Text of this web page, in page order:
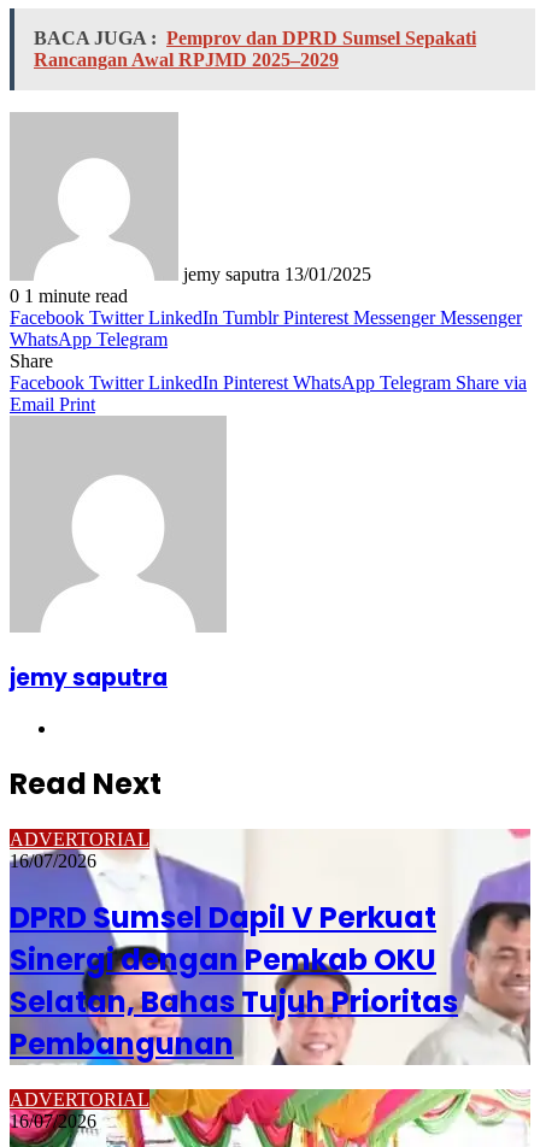
BACA JUGA : Pemprov dan DPRD Sumsel Sepakati
Rancangan Awal RPJMD 2025–2029
jemy saputra 13/01/2025
0 1 minute read
Facebook Twitter LinkedIn Tumblr Pinterest Messenger Messenger
WhatsApp Telegram
Share
Facebook Twitter LinkedIn Pinterest WhatsApp Telegram Share via
Email Print
jemy saputra
Read Next
ADVERTORIAL
16/07/2026
DPRD Sumsel Dapil V Perkuat
Sinergi dengan Pemkab OKU
Selatan, Bahas Tujuh Prioritas
Pembangunan
ADVERTORIAL
16/07/2026